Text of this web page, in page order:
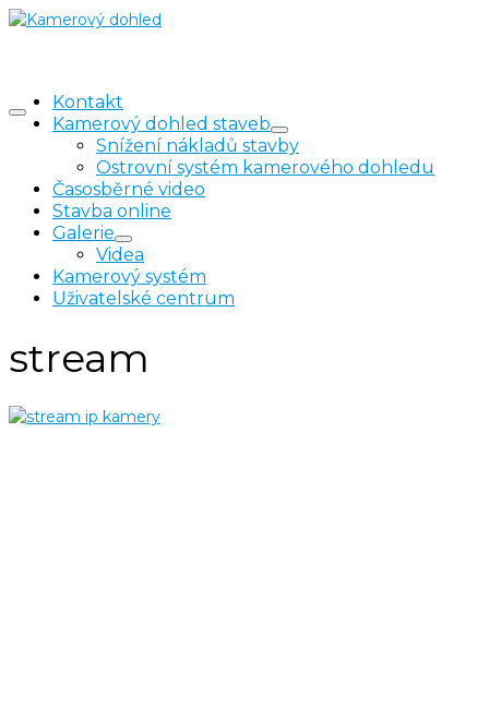
Kontakt
Kamerový dohled staveb
Snížení nákladů stavby
Ostrovní systém kamerového dohledu
Časosběrné video
Stavba online
Galerie
Videa
Kamerový systém
Uživatelské centrum
stream